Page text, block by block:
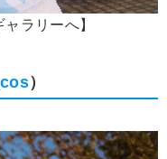
ラリーへ】
）